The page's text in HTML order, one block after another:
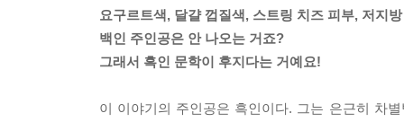
버스를 타고 있던 모든 사람들은, 카리브해에 휴
다. 「아니, 원래는 어디 출신이냐고요?」라는 질
미국인, 「진짜인가요?」라는 질문을 받은 가슴 큰
요구르트색, 달걀 껍질색, 스트링 치즈 피부, 저지
백인 주인공은 안 나오는 거죠?
그래서 흑인 문학이 후지다는 거예요!
이 이야기의 주인공은 흑인이다. 그는 은근히 차